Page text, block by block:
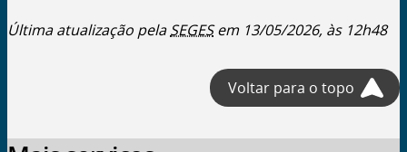
Última atualização pelaSEGESem 13/05/2026, às 12h48
Voltar para o topo